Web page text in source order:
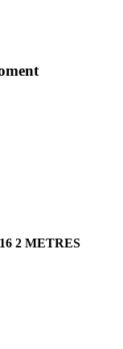
2 METRES